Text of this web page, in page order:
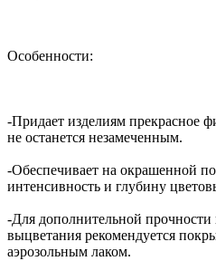
Особенности:
-Придает изделиям прекрасное
не останется незамеченным.
-Обеспечивает на окрашенной
интенсивность и глубину
-Для дополнительной прочности
выцветания рекомендуется
аэрозольным лаком.